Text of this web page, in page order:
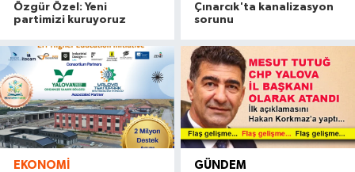
Özgür Özel: Yeni
partimizi kuruyoruz
Çınarcık'ta kanalizasyon
sorunu
EKONOMI GÜNDEM